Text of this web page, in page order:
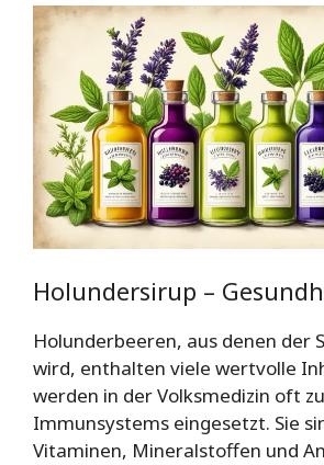
Holundersirup –
Holunderbeeren, aus denen der
wird, enthalten viele wertvolle
werden in der Volksmedizin oft
Immunsystems eingesetzt. Sie
Vitaminen, Mineralstoffen und